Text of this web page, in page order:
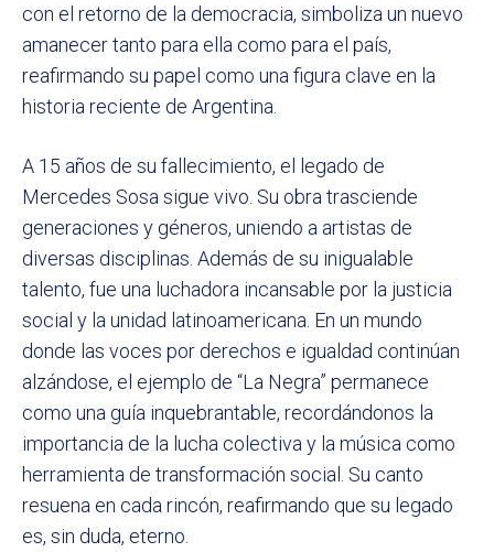
con el retorno de la democracia, simboliza un nuevo
amanecer tanto para ella como para el país,
reafirmando su papel como una figura clave en la
historia reciente de Argentina.
A 15 años de su fallecimiento, el legado de
Mercedes Sosa sigue vivo. Su obra trasciende
generaciones y géneros, uniendo a artistas de
diversas disciplinas. Además de su inigualable
talento, fue una luchadora incansable por la justicia
social y la unidad latinoamericana. En un mundo
donde las voces por derechos e igualdad continúan
alzándose, el ejemplo de “La Negra” permanece
como una guía inquebrantable, recordándonos la
importancia de la lucha colectiva y la música como
herramienta de transformación social. Su canto
resuena en cada rincón, reafirmando que su legado
es, sin duda, eterno.